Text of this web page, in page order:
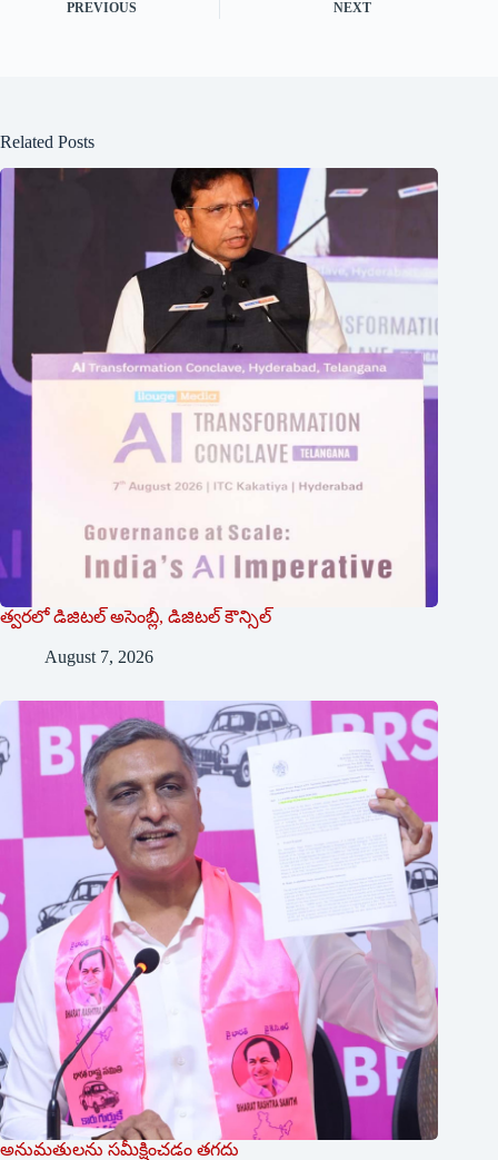
PREVIOUS NEXT
Related Posts
త్వరలో డిజిటల్ అసెంబ్లీ, డిజిటల్ కౌన్సిల్
August 7, 2026
అనుమ‌తుల‌ను స‌మీక్షించ‌డం త‌గ‌దు